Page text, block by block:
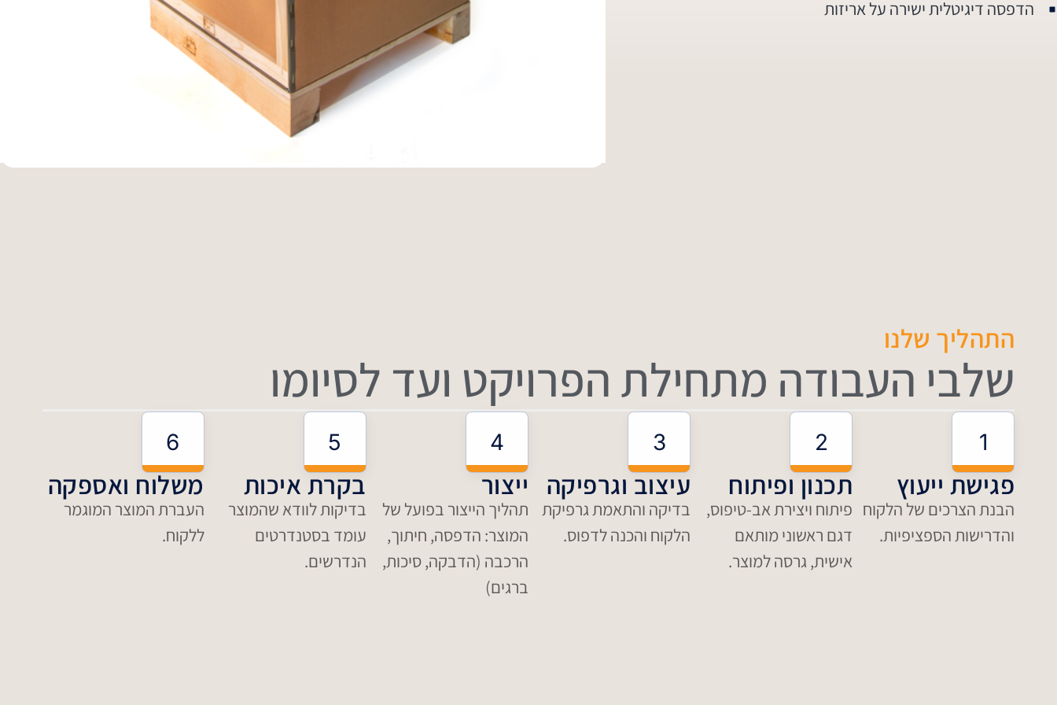
הדפסה דיגיטלית ישירה על אריזות
התהליך שלנו
שלבי העבודה מתחילת הפרויקט ועד לסיומו
1
פגישת ייעוץ
הבנת הצרכים של הלקוח
והדרישות הספציפיות.
2
תכנון ופיתוח
פיתוח ויצירת אב-טיפוס,
דגם ראשוני מותאם
אישית, גרסה למוצר.
3
עיצוב וגרפיקה
בדיקה והתאמת גרפיקת
הלקוח והכנה לדפוס.
4
ייצור
תהליך הייצור בפועל של
המוצר: הדפסה, חיתוך,
הרכבה (הדבקה, סיכות,
ברגים)
5
בקרת איכות
בדיקות לוודא שהמוצר
עומד בסטנדרטים
הנדרשים.
6
משלוח ואספקה
העברת המוצר המוגמר
ללקוח.